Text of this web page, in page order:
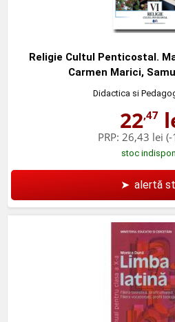
Religie Cultul Penticostal.
Carmen Marici,
Didactica si
22,47
PRP: 26,43 lei
stoc
➤ alertă